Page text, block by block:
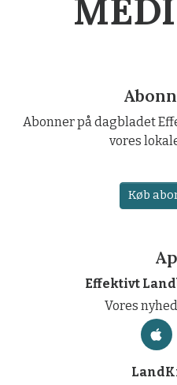
Abonner på dagbladet
vores
Køb
Effektivt
Vores